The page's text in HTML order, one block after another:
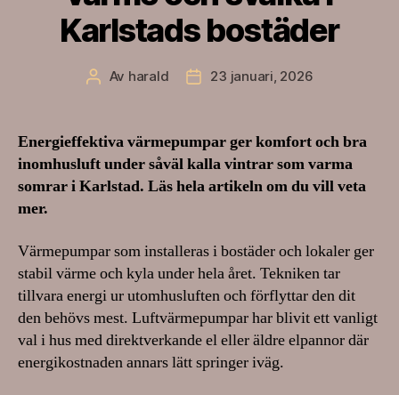
Karlstads bostäder
Inläggsförfattare
Av harald Inläggsdatum
23 januari, 2026
Energieffektiva värmepumpar ger komfort och bra
inomhusluft under såväl kalla vintrar som varma
somrar i Karlstad. Läs hela artikeln om du vill veta
mer.
Värmepumpar som installeras i bostäder och lokaler ger
stabil värme och kyla under hela året. Tekniken tar
tillvara energi ur utomhusluften och förflyttar den dit
den behövs mest. Luftvärmepumpar har blivit ett vanligt
val i hus med direktverkande el eller äldre elpannor där
energikostnaden annars lätt springer iväg.